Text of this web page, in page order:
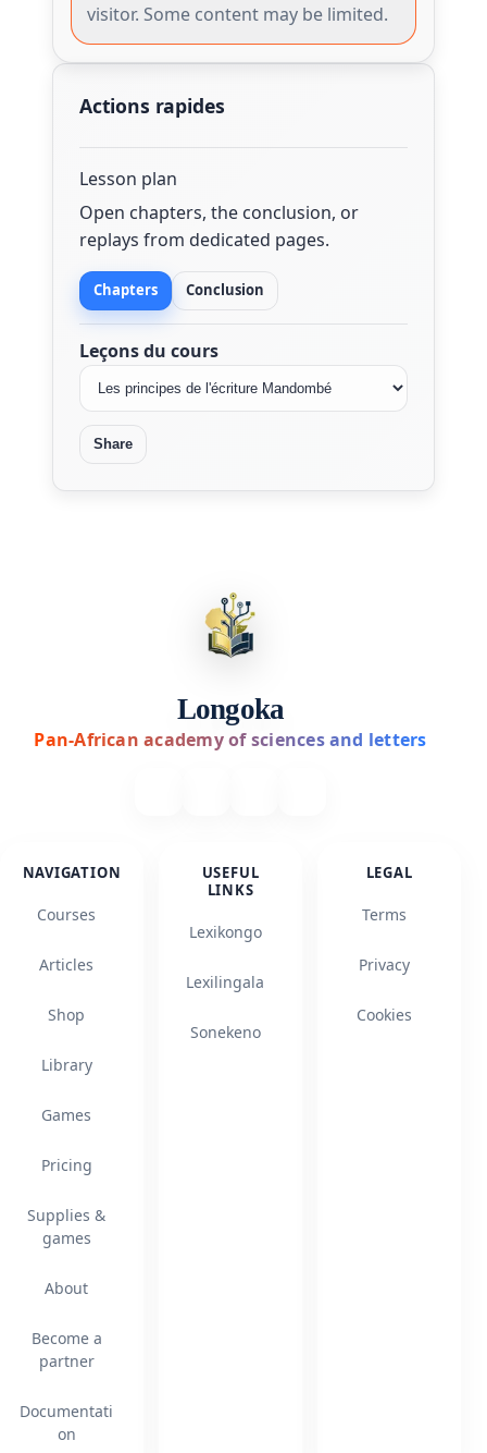
visitor. Some content may be limited.
Actions rapides
Lesson plan
Open chapters, the conclusion, or
replays from dedicated pages.
Chapters Conclusion
Leçons du cours
Share
Longoka
Pan-African academy of sciences and letters
NAVIGATION
Courses
Articles
Shop
Library
Games
Pricing
Supplies &
games
About
Become a
partner
Documentati
on
USEFUL
LINKS
Lexikongo
Lexilingala
Sonekeno
LEGAL
Terms
Privacy
Cookies